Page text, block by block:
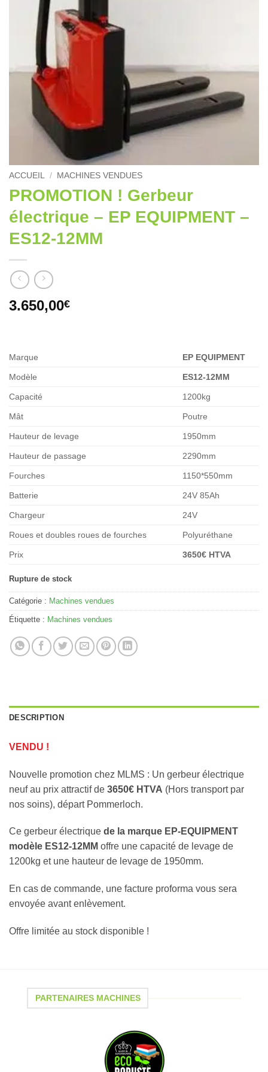
ACCUEIL / MACHINES VENDUES
PROMOTION ! Gerbeur
électrique – EP EQUIPMENT –
ES12-12MM
3.650,00€
Marque EP EQUIPMENT
Modèle ES12-12MM
Capacité 1200kg
Mât Poutre
Hauteur de levage 1950mm
Hauteur de passage 2290mm
Fourches 1150*550mm
Batterie 24V 85Ah
Chargeur 24V
Roues et doubles roues de fourches Polyuréthane
Prix 3650€ HTVA
Rupture de stock
Catégorie : Machines vendues
Étiquette : Machines vendues
DESCRIPTION
VENDU !
Nouvelle promotion chez MLMS : Un gerbeur électrique
neuf au prix attractif de 3650€ HTVA (Hors transport par
nos soins), départ Pommerloch.
Ce gerbeur électrique de la marque EP-EQUIPMENT
modèle ES12-12MM offre une capacité de levage de
1200kg et une hauteur de levage de 1950mm.
En cas de commande, une facture proforma vous sera
envoyée avant enlèvement.
Offre limitée au stock disponible !
PARTENAIRES MACHINES